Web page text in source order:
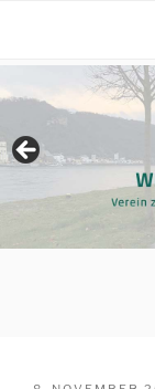
springen